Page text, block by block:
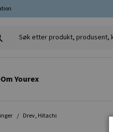
Om Yourex
Drev, Hitachi